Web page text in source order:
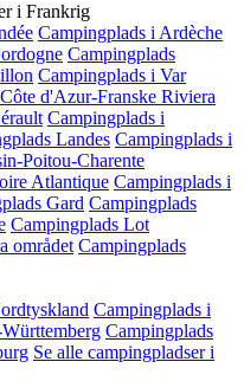
i Frankrig
Campingplads i Ardèche
Campingplads
Campingplads i Var
d'Azur-Franske Riviera
Campingplads i
Landes Campingplads i
Poitou-Charente
Atlantique Campingplads i
Gard Campingplads
Campingplads Lot
området Campingplads
Campingplads i
Campingplads
Se alle campingpladser i